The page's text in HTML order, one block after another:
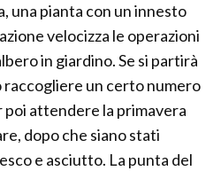
una pianta con un innesto
velocizza le operazioni
in giardino. Se si partirà
raccogliere un certo numero
attendere la primavera
dopo che siano stati
e asciutto. La punta del